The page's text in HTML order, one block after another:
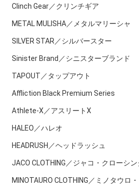
Clinch Gear／クリンチギア
METAL MULISHA／メタルマリーシャ
SILVER STAR／シルバースター
Sinister Brand／シニスターブランド
TAPOUT／タップアウト
Affliction Black Premium Series
Athlete-X／アスリートX
HALEO／ハレオ
HEADRUSH／ヘッドラッシュ
JACO CLOTHING／ジャコ・クローシン
MINOTAURO CLOTHING／ミノタウロ